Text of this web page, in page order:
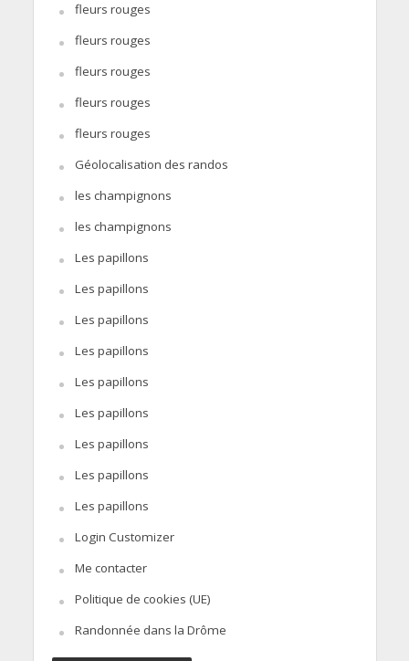
fleurs rouges
fleurs rouges
fleurs rouges
fleurs rouges
fleurs rouges
Géolocalisation des randos
les champignons
les champignons
Les papillons
Les papillons
Les papillons
Les papillons
Les papillons
Les papillons
Les papillons
Les papillons
Les papillons
Login Customizer
Me contacter
Politique de cookies (UE)
Randonnée dans la Drôme